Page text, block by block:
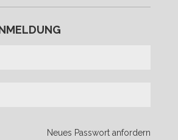
Neues Passwort anfordern